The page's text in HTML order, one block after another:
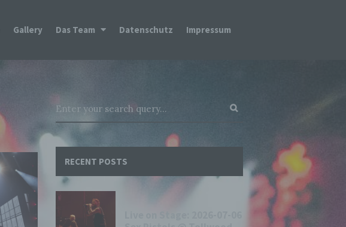
Gallery Das Team Datenschutz Impressum
RECENT POSTS